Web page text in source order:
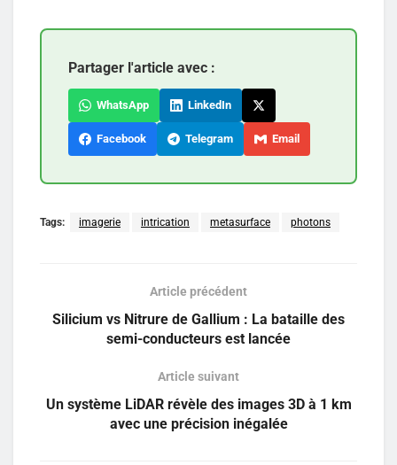
Partager l'article avec :
WhatsApp LinkedIn
Facebook Telegram Email
Tags: imagerie intrication metasurface photons
Article précédent
Silicium vs Nitrure de Gallium : La bataille des
semi-conducteurs est lancée
Article suivant
Un système LiDAR révèle des images 3D à 1 km
avec une précision inégalée